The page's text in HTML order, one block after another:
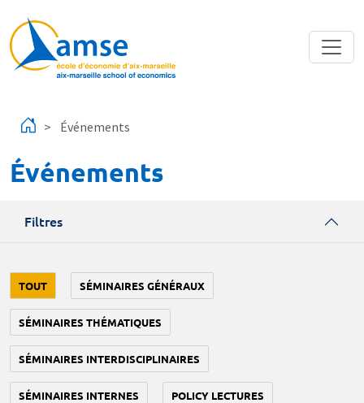
Événements
Événements
Filtres
TOUT SÉMINAIRES GÉNÉRAUX
SÉMINAIRES THÉMATIQUES
SÉMINAIRES INTERDISCIPLINAIRES
SÉMINAIRES INTERNES POLICY LECTURES